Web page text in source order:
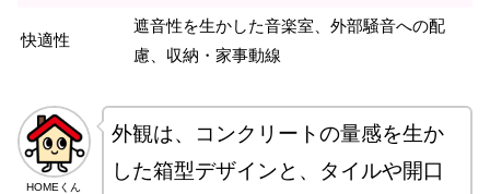
快適性
遮音性を生かした音楽室、外部騒音への配
慮、収納・家事動線
HOMEくん
外観は、コンクリートの量感を生か
した箱型デザインと、タイルや開口